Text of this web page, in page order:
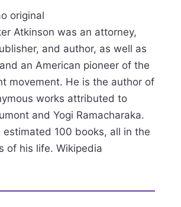
original
Atkinson was an attorney,
and author, as well as
an American pioneer of the
movement. He is the author of
works attributed to
and Yogi Ramacharaka.
estimated 100 books, all in the
of his life. Wikipedia